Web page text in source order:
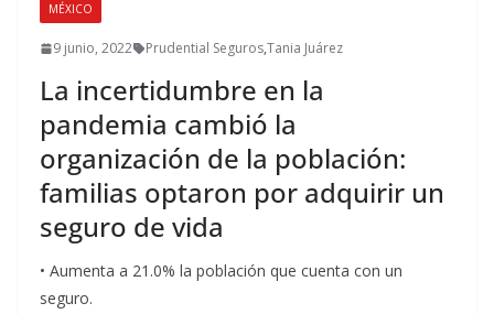
MÉXICO
9 junio, 2022 Prudential Seguros,Tania Juárez
La incertidumbre en la
pandemia cambió la
organización de la población:
familias optaron por adquirir un
seguro de vida
• Aumenta a 21.0% la población que cuenta con un
seguro.